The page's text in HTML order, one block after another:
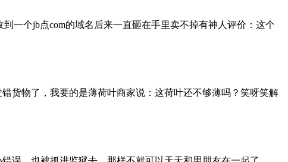
一个jb点com的域名后来一直砸在手里卖不掉有神人评价：这个
货物了，我要的是薄荷叶商家说：这荷叶还不够薄吗？笑呀笑解